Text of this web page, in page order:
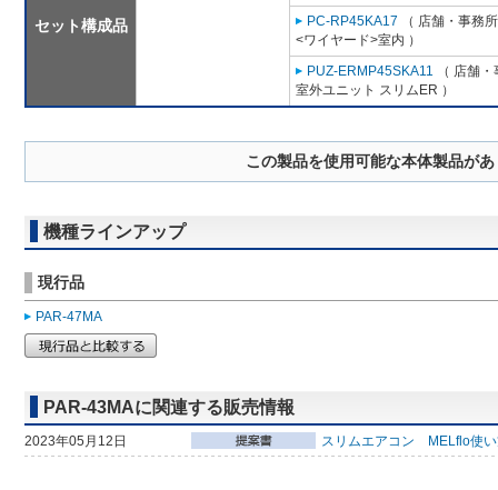
セット構成品
PC-RP45KA17 （ 店舗・事務
<ワイヤード>室内 ）
PUZ-ERMP45SKA11 （ 店舗
室外ユニット スリムER ）
この製品を使用可能な本体製品が
機種ラインアップ
現行品
PAR-47MA
PAR-43MAに関連する販売情報
2023年05月12日 スリムエアコン MELflo使